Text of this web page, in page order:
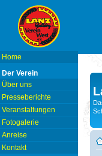
Home
Der Verein
Über uns
Presseberichte
Veranstaltungen
Fotogalerie
Anreise
Kontakt